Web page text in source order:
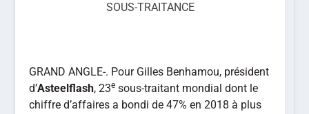
SOUS-TRAITANCE
GRAND ANGLE-. Pour Gilles Benhamou, président
d’Asteelflash, 23e sous-traitant mondial dont le
chiffre d’affaires a bondi de 47% en 2018 à plus